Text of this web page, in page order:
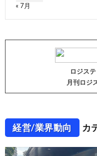
« 7月
ロジス
月刊ロジ
経営/業界動向 カ